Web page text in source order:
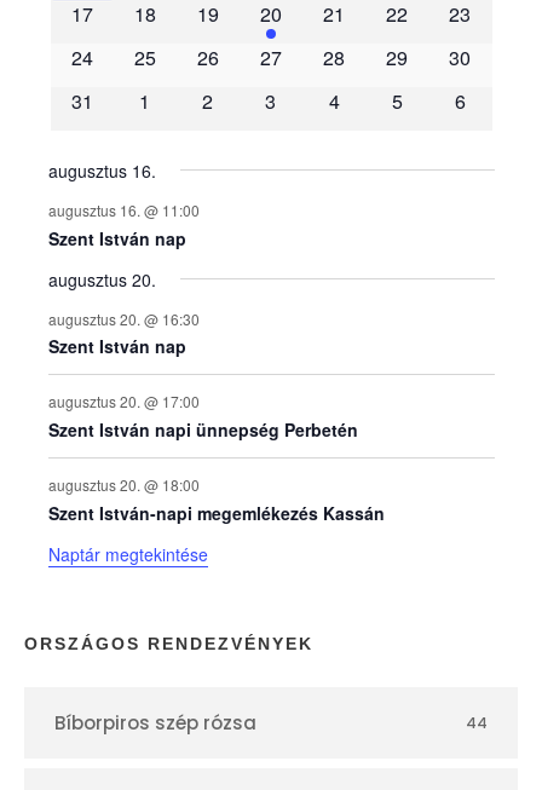
é
n
y
e
k
n
a
p
t
r
17
18 19 20 21 22
23
24
25 26 27 28 29
30
31
1 2 3 4 5 6
augusztus 16.
augusztus 16. @ 11:00
Szent István nap
augusztus 20.
augusztus 20. @ 16:30
Szent István nap
augusztus 20. @ 17:00
Szent István napi ünnepség Perbetén
augusztus 20. @ 18:00
Szent István-napi megemlékezés Kassán
Naptár megtekintése
ORSZÁGOS RENDEZVÉNYEK
Bíborpiros szép rózsa 44